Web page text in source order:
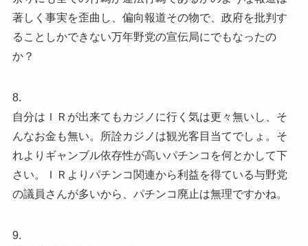
著しく事実を歪曲し、偏向報道その物で、政府を批判す
ることしかできない万年野党の宣伝局にでもなったの
か？
8.
自分はＩＲが出来てもカジノに行く気は更々無いし、そ
んなお金も無い。所詮カジノは観光客目当てでしょ。そ
れよりギャンブル依存性が高いパチンコを何とかして下
さい。ＩＲよりパチンコ関連から利益を得ている与野党
の議員さんが多いから、パチンコ廃止は無理ですかね。
9.